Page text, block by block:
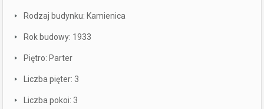
Rodzaj budynku: Kamienica
Rok budowy: 1933
Piętro: Parter
Liczba pięter: 3
Liczba pokoi: 3